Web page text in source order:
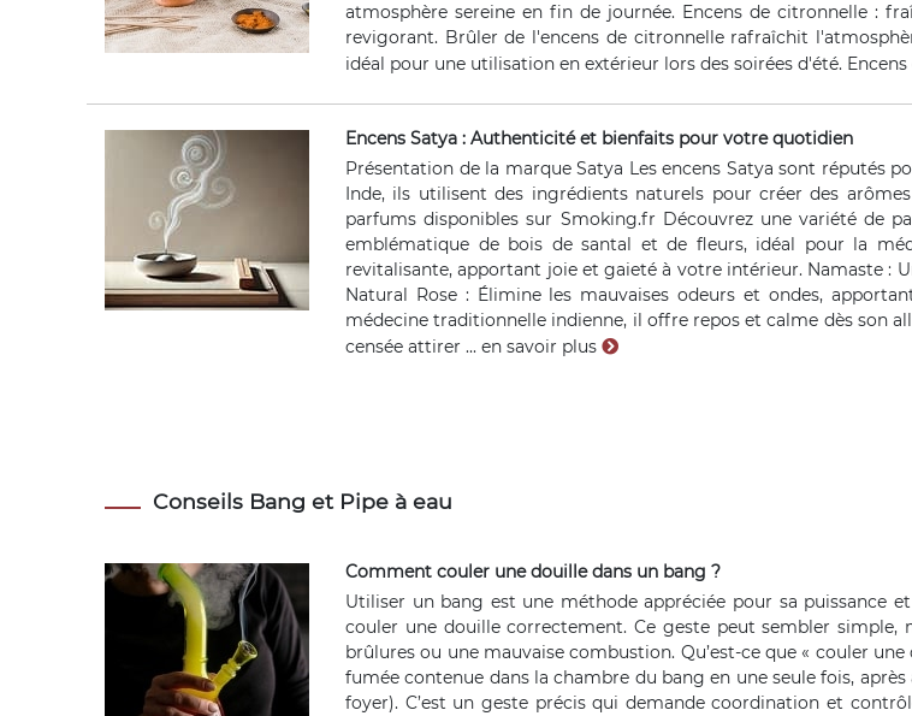
atmosphère sereine en fin de journée. Encens de citronnelle :
revigorant. Brûler de l'encens de citronnelle rafraîchit
idéal pour une utilisation en extérieur lors des soirées d'été.
Encens Satya : Authenticité et bienfaits pour votre quotidien
Présentation de la marque Satya Les encens Satya sont réputés
Inde, ils utilisent des ingrédients naturels pour créer des
parfums disponibles sur Smoking.fr Découvrez une variété de
emblématique de bois de santal et de fleurs, idéal pour la
revitalisante, apportant joie et gaieté à votre intérieur. Namaste :
Natural Rose : Élimine les mauvaises odeurs et ondes,
médecine traditionnelle indienne, il offre repos et calme dès son
censée attirer ... en savoir plus
Conseils Bang et Pipe à eau
Comment couler une douille dans un bang ?
Utiliser un bang est une méthode appréciée pour sa puissance
couler une douille correctement. Ce geste peut sembler
brûlures ou une mauvaise combustion. Qu’est-ce que « couler
fumée contenue dans la chambre du bang en une seule fois,
foyer). C’est un geste précis qui demande coordination et